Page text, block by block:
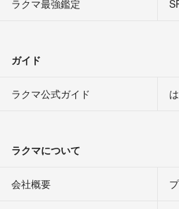
ラクマ最強鑑定
ガイド
ラクマ公式ガイド
ラクマについて
会社概要